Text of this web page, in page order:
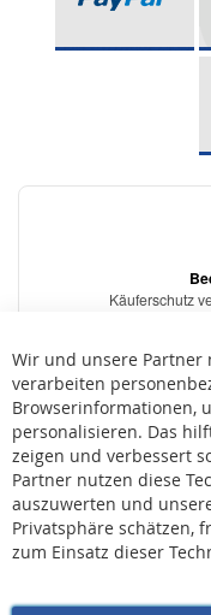
* Bei der Lieferung auf
Versandkosten erhoben.
Wir und unsere Partner
verarbeiten
Browserinformationen,
personalisieren. Das
zeigen und verbessert
Partner nutzen diese
auszuwerten und
Privatsphäre schätzen,
zum Einsatz dieser